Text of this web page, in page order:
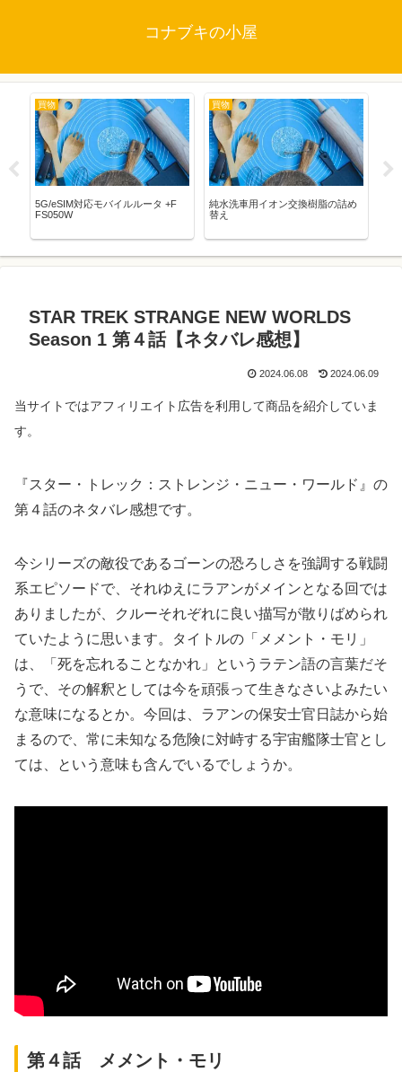
コナブキの小屋
買物
5G/eSIM対応モバイルルータ +F
FS050W
買物
純水洗車用イオン交換樹脂の詰め
替え
STAR TREK STRANGE NEW WORLDS
Season 1 第４話【ネタバレ感想】
2024.06.08 2024.06.09
当サイトではアフィリエイト 広告を利用して商品を紹介していま
す。
『スター・トレック：ストレンジ・ニュー・ワールド』の
第４話のネタバレ感想です。
今シリーズの敵役であるゴーンの恐ろしさを強調する戦闘
系エピソードで、それゆえにラアンがメインとなる回では
ありましたが、クルーそれぞれに良い描写が散りばめられ
ていたように思います。タイトルの「メメント・モリ」
は、「死を忘れることなかれ」というラテン語の言葉だそ
うで、その解釈としては今を頑張って生きなさいよみたい
な意味になるとか。今回は、ラアンの保安士官日誌から始
まるので、常に未知なる危険に対峙する宇宙艦隊士官とし
ては、という意味も含んでいるでしょうか。
第４話 メメント・モリ